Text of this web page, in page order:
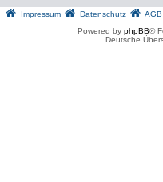
Impressum Datenschutz
AGB
Powered by phpBB®
Deutsche